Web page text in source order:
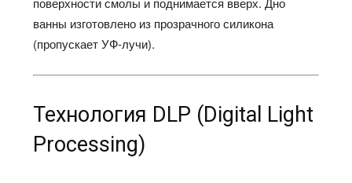
ванны изготовлено из прозрачного силикона
(пропускает УФ-лучи).​
Технология DLP (Digital Light
Processing)